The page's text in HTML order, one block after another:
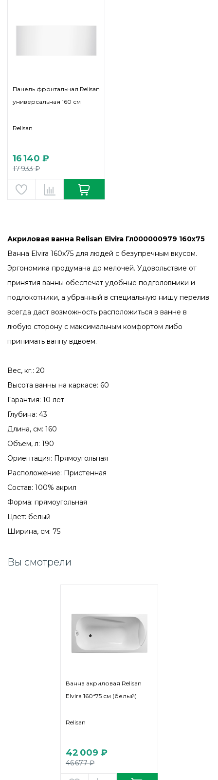
Панель фронтальная Relisan
универсальная 160 см
Relisan
16 140 ₽
17 933 ₽
Акриловая ванна Relisan Elvira Гл000000979 160x75
Ванна Elvira 160x75 для людей с безупречным вкусом.
Эргономика продумана до мелочей. Удовольствие от
принятия ванны обеспечат удобные подголовники и
подлокотники, а убранный в специальную нишу перелив
всегда даст возможность расположиться в ванне в
любую сторону с максимальным комфортом либо
принимать ванну вдвоем.
Вес, кг.: 20
Высота ванны на каркасе: 60
Гарантия: 10 лет
Глубина: 43
Длина, см: 160
Объем, л: 190
Ориентация: Прямоугольная
Расположение: Пристенная
Состав: 100% акрил
Форма: прямоугольная
Цвет: белый
Ширина, см: 75
Вы смотрели
Ванна акриловая Relisan
Elvira 160*75 см (белый)
Relisan
42 009 ₽
46 677 ₽